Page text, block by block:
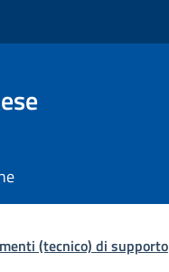
(tecnico) di supporto